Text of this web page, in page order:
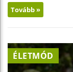
Tovább »
ÉLETMÓD